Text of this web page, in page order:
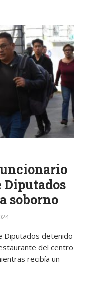
Diputados
soborno
Diputados detenido
del centro
recibía un